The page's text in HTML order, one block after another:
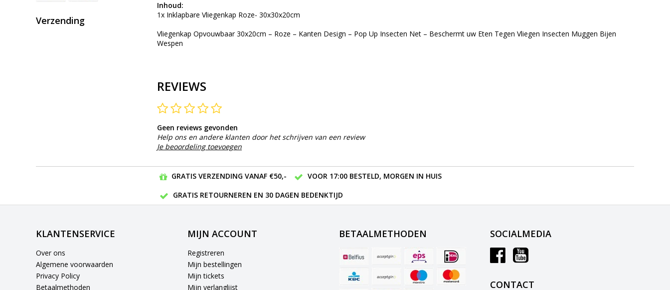
Verzending
Inhoud:
1x Inklapbare Vliegenkap Roze- 30x30x20cm
Vliegenkap Opvouwbaar 30x20cm – Roze – Kanten Design – Pop Up Insecten Net – Beschermt uw Eten Tegen Vliegen Insecten Muggen Bijen
Wespen
REVIEWS
Geen reviews gevonden
Help ons en andere klanten door het schrijven van een review
Je beoordeling toevoegen
GRATIS VERZENDING VANAF €50,-
VOOR 17:00 BESTELD, MORGEN IN HUIS
GRATIS RETOURNEREN EN 30 DAGEN BEDENKTIJD
KLANTENSERVICE
Over ons
Algemene voorwaarden
Privacy Policy
Betaalmethoden
MIJN ACCOUNT
Registreren
Mijn bestellingen
Mijn tickets
Mijn verlanglijst
BETAALMETHODEN SOCIALMEDIA
CONTACT